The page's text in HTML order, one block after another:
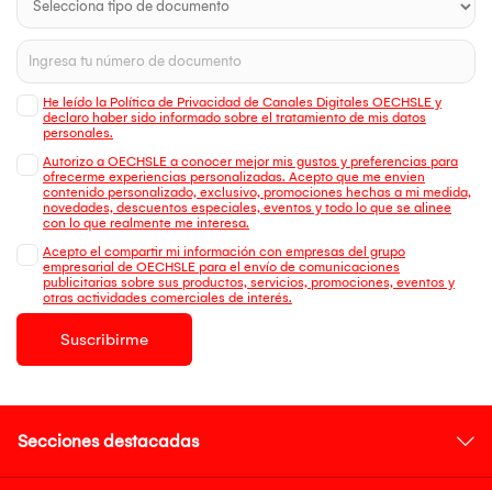
He leído la Política de Privacidad de Canales Digitales OECHSLE y
declaro haber sido informado sobre el tratamiento de mis datos
personales.
Autorizo a OECHSLE a conocer mejor mis gustos y preferencias para
ofrecerme experiencias personalizadas. Acepto que me envien
contenido personalizado, exclusivo, promociones hechas a mi medida,
novedades, descuentos especiales, eventos y todo lo que se alinee
con lo que realmente me interesa.
Acepto el compartir mi información con empresas del grupo
empresarial de OECHSLE para el envío de comunicaciones
publicitarias sobre sus productos, servicios, promociones, eventos y
otras actividades comerciales de interés.
Suscribirme
Secciones destacadas